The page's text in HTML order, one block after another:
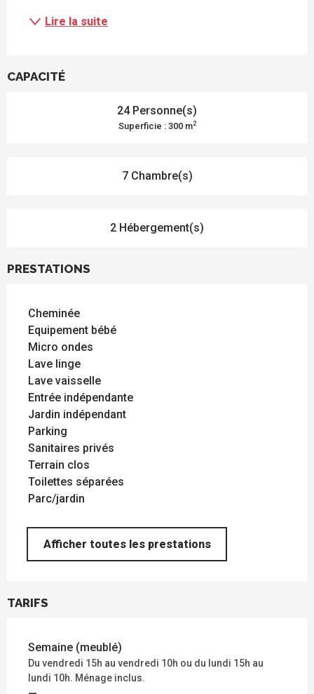
Lire la suite
CAPACITÉ
24 Personne(s)
Superficie : 300 m2
7 Chambre(s)
2 Hébergement(s)
PRESTATIONS
Cheminée
Equipement bébé
Micro ondes
Lave linge
Lave vaisselle
Entrée indépendante
Jardin indépendant
Parking
Sanitaires privés
Terrain clos
Toilettes séparées
Parc/jardin
Afficher toutes les prestations
TARIFS
Semaine (meublé)
Du vendredi 15h au vendredi 10h ou du lundi 15h au
lundi 10h. Ménage inclus.